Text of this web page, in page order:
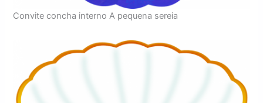
Convite concha interno A pequena sereia